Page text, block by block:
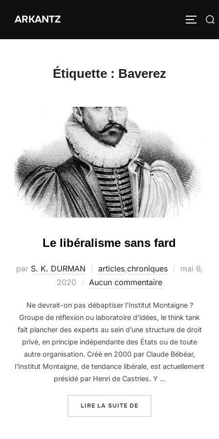
ARKANTZ Rechercher :
Étiquette : Baverez
Le libéralisme sans fard
par S. K. DURMAN articles,chroniques
Publié
mai 6,
2020
Aucun commentaire
Ne devrait-on pas débaptiser l’Institut Montaigne ?
Groupe de réflexion ou laboratoire d’idées, le think tank
fait plancher des experts au sein d’une structure de droit
privé, en principe indépendante des États ou de toute
autre organisation. Créé en 2000 par Claude Bébéar,
l’Institut Montaigne, de tendance libérale, est actuellement
présidé par Henri de Castries. Y …
LIRE LA SUITE DE